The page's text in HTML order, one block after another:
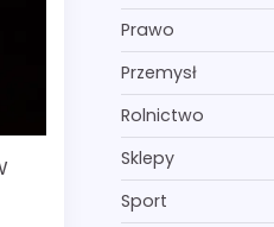
Prawo
Przemysł
Rolnictwo
Sklepy
Sport